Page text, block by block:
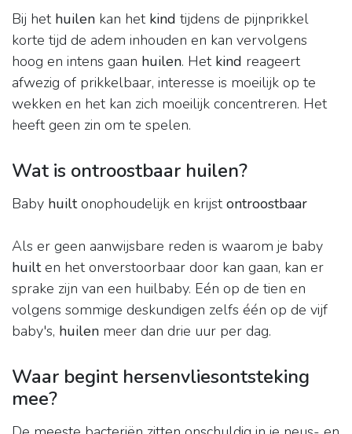
Bij het huilen kan het kind tijdens de pijnprikkel
korte tijd de adem inhouden en kan vervolgens
hoog en intens gaan huilen. Het kind reageert
afwezig of prikkelbaar, interesse is moeilijk op te
wekken en het kan zich moeilijk concentreren. Het
heeft geen zin om te spelen.
Wat is ontroostbaar huilen?
Baby huiltonophoudelijk en krijstontroostbaar
Als er geen aanwijsbare reden is waarom je baby
huilten het onverstoorbaar door kan gaan, kan er
sprake zijn van een huilbaby. Eén op de tien en
volgens sommige deskundigen zelfs één op de vijf
baby's, huilen meer dan drie uur per dag.
Waar begint hersenvliesontsteking
mee?